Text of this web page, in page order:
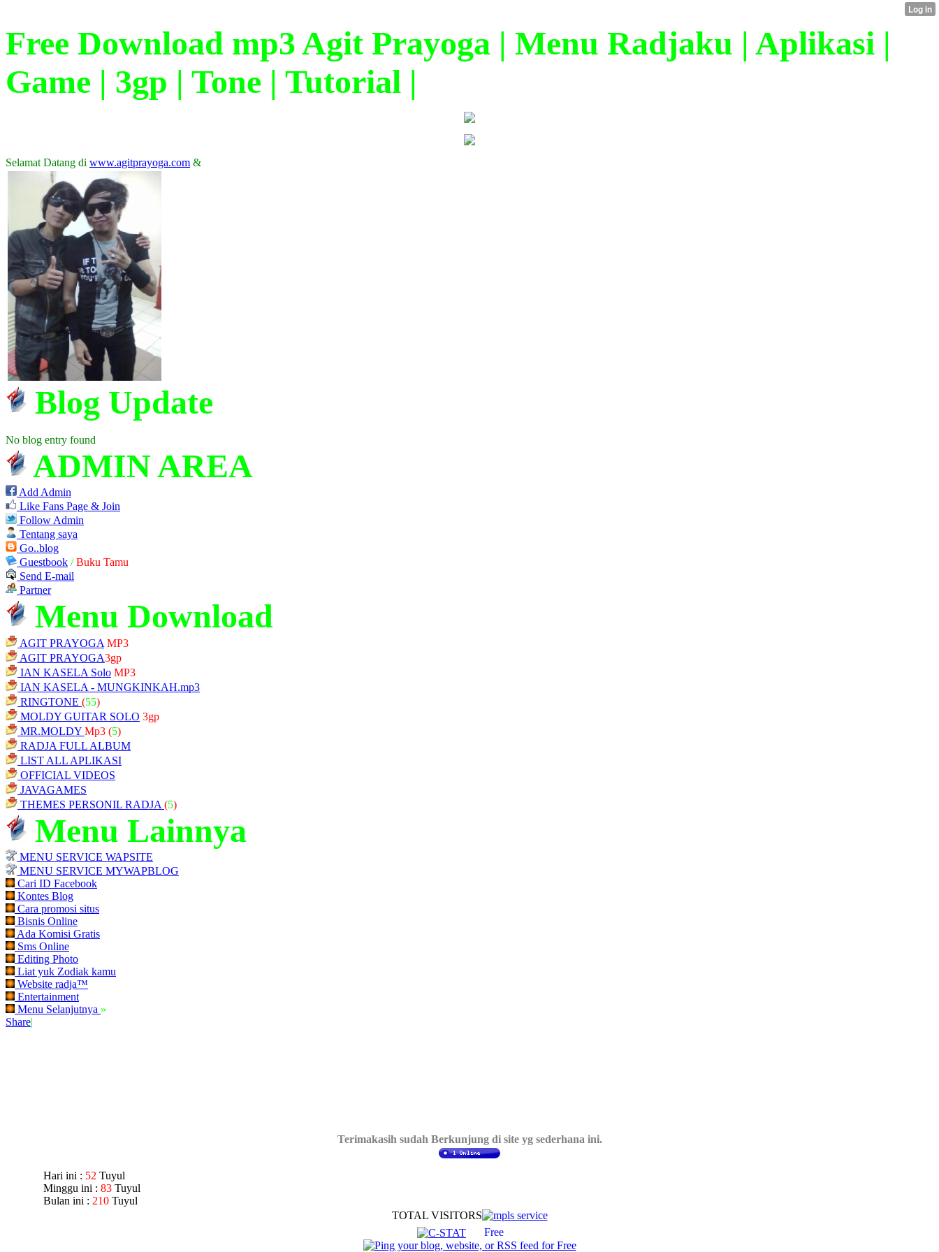
Free Download mp3 Agit Prayoga | Menu Radjaku | Aplikasi |
Game | 3gp | Tone | Tutorial |
Selamat Datang di www.agitprayoga.com &
Blog Update
No blog entry found
ADMIN AREA
Add Admin
Like Fans Page & Join
Follow Admin
Tentang saya
Go..blog
Guestbook /Buku Tamu
Send E-mail
Partner
Menu Download
AGIT PRAYOGA MP3
AGIT PRAYOGA3gp
IAN KASELA Solo MP3
IAN KASELA - MUNGKINKAH.mp3
RINGTONE (55)
MOLDY GUITAR SOLO 3gp
MR.MOLDY Mp3 (5)
RADJA FULL ALBUM
LIST ALL APLIKASI
OFFICIAL VIDEOS
JAVAGAMES
THEMES PERSONIL RADJA (5)
Menu Lainnya
MENU SERVICE WAPSITE
MENU SERVICE MYWAPBLOG
Cari ID Facebook
Kontes Blog
Cara promosi situs
Bisnis Online
Ada Komisi Gratis
Sms Online
Editing Photo
Liat yuk Zodiak kamu
Website radja™
Entertainment
Menu Selanjutnya »
Share|
Terimakasih sudah Berkunjung di site yg sederhana ini.
Hari ini : 52 Tuyul
Minggu ini : 83Tuyul
Bulan ini : 210Tuyul
TOTAL VISITORS